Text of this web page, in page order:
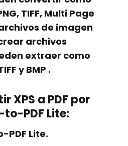
TIFF, Multi Page
de imagen
archivos
extraer como
y BMP .
XPS a PDF por
PDF Lite:
PDF Lite.